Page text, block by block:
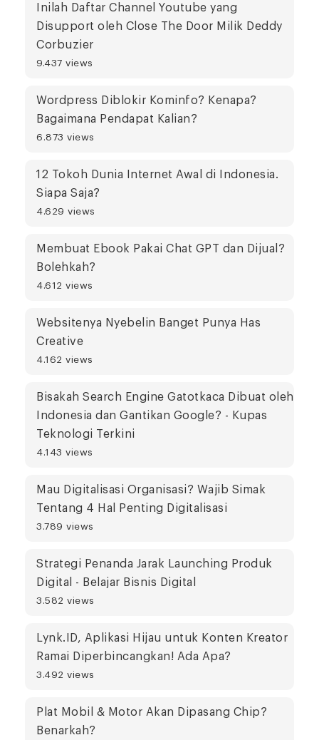
Inilah Daftar Channel Youtube yang
Disupport oleh Close The Door Milik Deddy
Corbuzier
9.437 views
Wordpress Diblokir Kominfo? Kenapa?
Bagaimana Pendapat Kalian?
6.873 views
12 Tokoh Dunia Internet Awal di Indonesia.
Siapa Saja?
4.629 views
Membuat Ebook Pakai Chat GPT dan Dijual?
Bolehkah?
4.612 views
Websitenya Nyebelin Banget Punya Has
Creative
4.162 views
Bisakah Search Engine Gatotkaca Dibuat oleh
Indonesia dan Gantikan Google? - Kupas
Teknologi Terkini
4.143 views
Mau Digitalisasi Organisasi? Wajib Simak
Tentang 4 Hal Penting Digitalisasi
3.789 views
Strategi Penanda Jarak Launching Produk
Digital - Belajar Bisnis Digital
3.582 views
Lynk.ID, Aplikasi Hijau untuk Konten Kreator
Ramai Diperbincangkan! Ada Apa?
3.492 views
Plat Mobil & Motor Akan Dipasang Chip?
Benarkah?